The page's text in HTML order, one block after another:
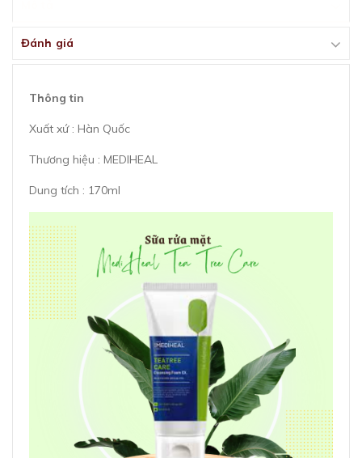
Đánh giá
Thông tin
Xuất xứ : Hàn Quốc
Thương hiệu : MEDIHEAL
Dung tích : 170ml